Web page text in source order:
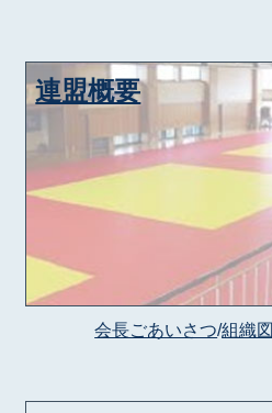
連盟概要
会長ごあいさつ/組織図